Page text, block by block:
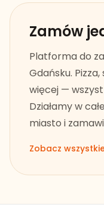
Zamów
Platforma do
Gdańsku.
więcej —
Działamy w
miasto i
Zobacz